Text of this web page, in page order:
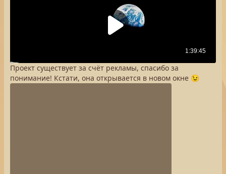
Проект существует за счёт рекламы, спасибо за
понимание! Кстати, она открывается в новом окне 😉